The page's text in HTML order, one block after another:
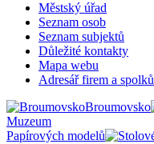
Městský úřad
Seznam osob
Seznam subjektů
Důležité kontakty
Mapa webu
Adresář firem a spolků
Broumovsko
Muzeum
Papírových modelů